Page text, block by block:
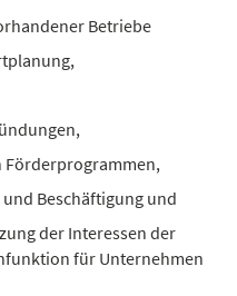
Betriebe
Beschäftigung und
der Interessen der
für Unternehmen